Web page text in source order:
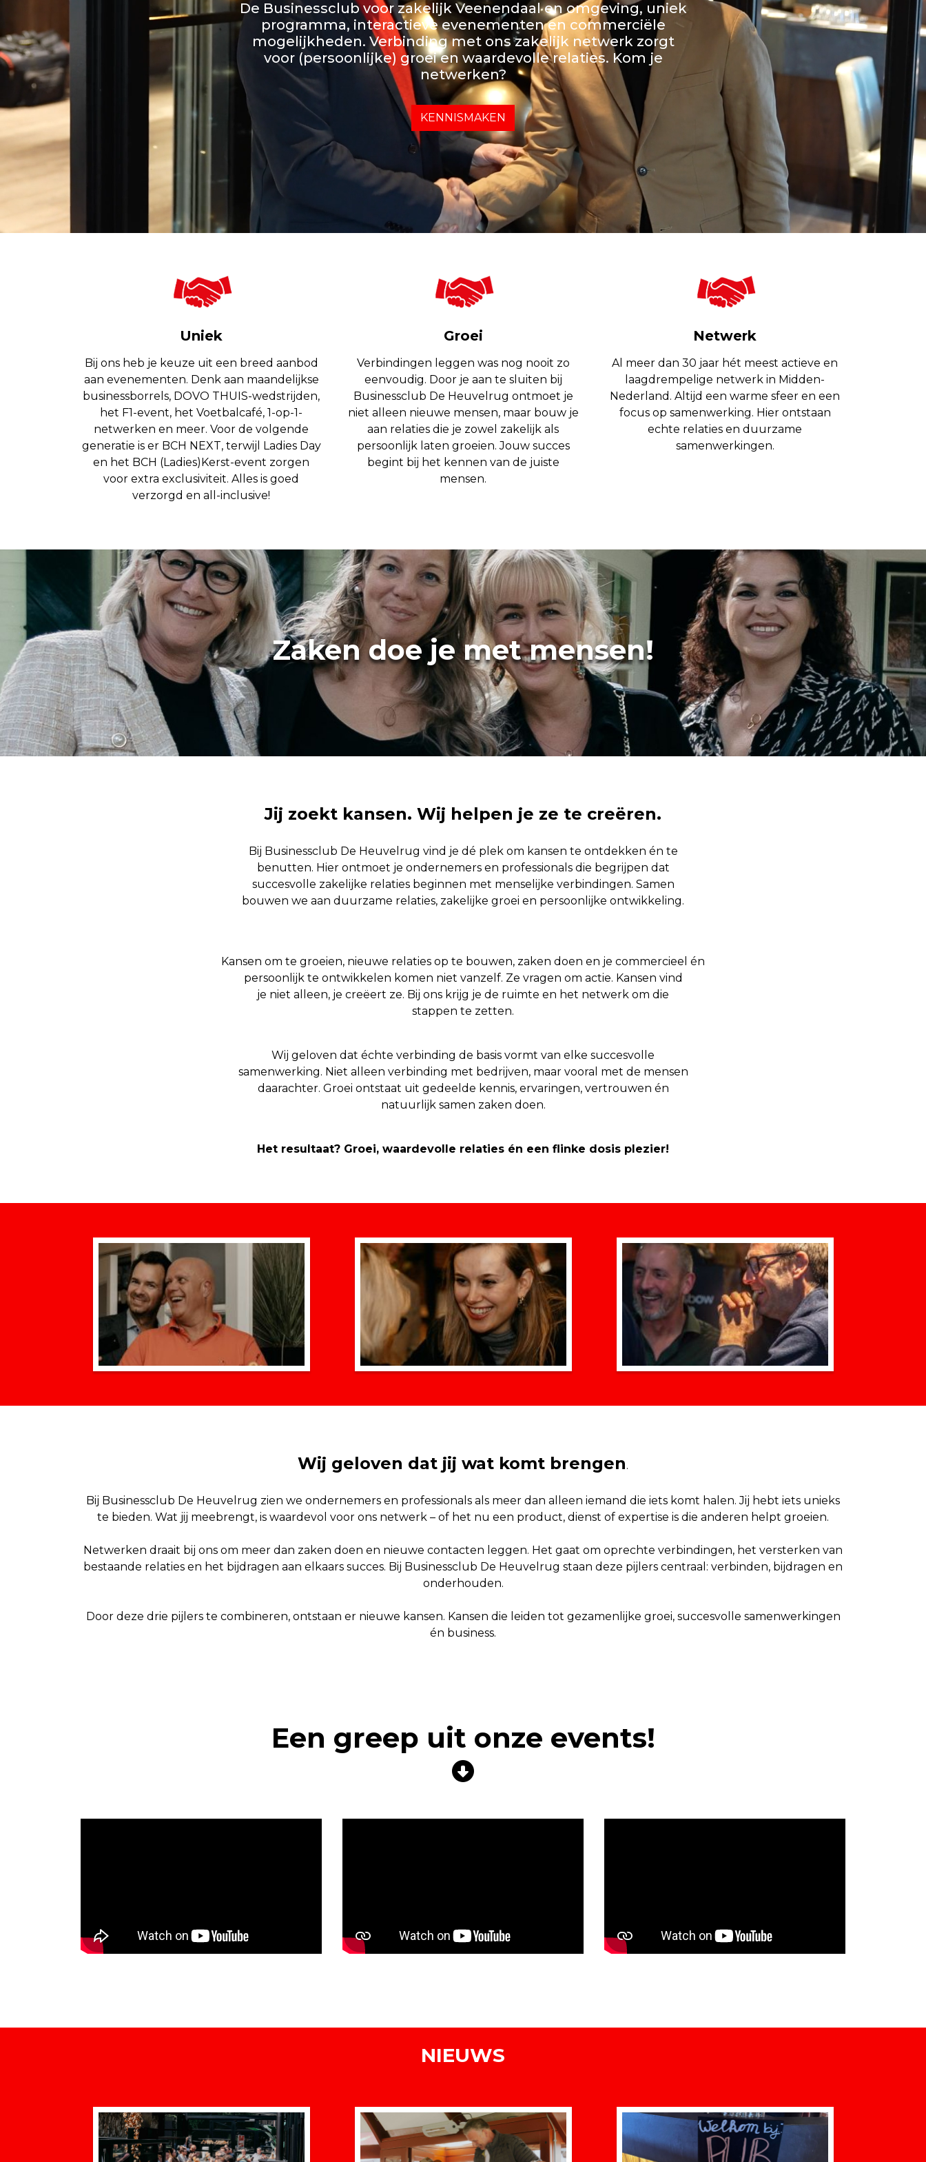
De Businessclub voor zakelijk Veenendaal en omgeving, uniek
programma, interactieve evenementen en commerciële
mogelijkheden. Verbinding met ons zakelijk netwerk zorgt
voor (persoonlijke) groei en waardevolle relaties. Kom je
netwerken?
KENNISMAKEN
Uniek
Bij ons heb je keuze uit een breed aanbod
aan evenementen. Denk aan maandelijkse
businessborrels, DOVO THUIS-wedstrijden,
het F1-event, het Voetbalcafé, 1-op-1-
netwerken en meer. Voor de volgende
generatie is er BCH NEXT, terwijl Ladies Day
en het BCH (Ladies)Kerst-event zorgen
voor extra exclusiviteit. Alles is goed
verzorgd en all-inclusive!
Groei
Verbindingen leggen was nog nooit zo
eenvoudig. Door je aan te sluiten bij
Businessclub De Heuvelrug ontmoet je
niet alleen nieuwe mensen, maar bouw je
aan relaties die je zowel zakelijk als
persoonlijk laten groeien. Jouw succes
begint bij het kennen van de juiste
mensen.
Netwerk
Al meer dan 30 jaar hét meest actieve en
laagdrempelige netwerk in Midden-
Nederland. Altijd een warme sfeer en een
focus op samenwerking. Hier ontstaan
echte relaties en duurzame
samenwerkingen.
Zaken doe je met mensen!
Jij zoekt kansen. Wij helpen je ze te creëren.
Bij Businessclub De Heuvelrug vind je dé plek om kansen te ontdekken én te
benutten. Hier ontmoet je ondernemers en professionals die begrijpen dat
succesvolle zakelijke relaties beginnen met menselijke verbindingen. Samen
bouwen we aan duurzame relaties, zakelijke groei en persoonlijke ontwikkeling.
Kansen om te groeien, nieuwe relaties op te bouwen, zaken doen en je commercieel én
persoonlijk te ontwikkelen komen niet vanzelf. Ze vragen om actie. Kansen vind
je niet alleen, je creëert ze. Bij ons krijg je de ruimte en het netwerk om die
stappen te zetten.
Wij geloven dat échte verbinding de basis vormt van elke succesvolle
samenwerking. Niet alleen verbinding met bedrijven, maar vooral met de mensen
daarachter. Groei ontstaat uit gedeelde kennis, ervaringen, vertrouwen én
natuurlijk samen zaken doen.
Het resultaat? Groei, waardevolle relaties én een flinke dosis plezier!
Wij geloven dat jij wat komt brengen.
Bij Businessclub De Heuvelrug zien we ondernemers en professionals als meer dan alleen iemand die iets komt halen. Jij hebt iets unieks
te bieden. Wat jij meebrengt, is waardevol voor ons netwerk – of het nu een product, dienst of expertise is die anderen helpt groeien.
Netwerken draait bij ons om meer dan zaken doen en nieuwe contacten leggen. Het gaat om oprechte verbindingen, het versterken van
bestaande relaties en het bijdragen aan elkaars succes. Bij Businessclub De Heuvelrug staan deze pijlers centraal: verbinden, bijdragen en
onderhouden.
Door deze drie pijlers te combineren, ontstaan er nieuwe kansen. Kansen die leiden tot gezamenlijke groei, succesvolle samenwerkingen
én business.
Een greep uit onze events!
NIEUWS